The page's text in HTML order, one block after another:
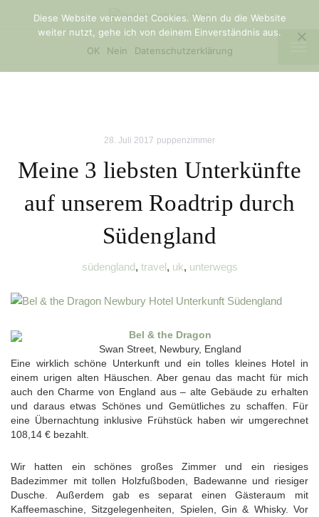
28. Juli 2017 puppenzimmer
Meine 3 liebsten Unterkünfte
auf unserem Roadtrip durch
Südengland
südengland, travel, uk, unterwegs
Bel & the Dragon
Swan Street, Newbury, England
Eine wirklich schöne Unterkunft und ein tolles kleines Hotel in
einem urigen alten Häuschen. Aber genau das macht für mich
auch den Charme von England aus – alte Gebäude zu erhalten
und daraus etwas Schönes und Gemütliches zu schaffen. Für
eine Übernachtung inklusive Frühstück haben wir umgerechnet
108,14 € bezahlt.
Wir hatten ein schönes großes Zimmer und ein riesiges
Badezimmer mit tollen Holzfußboden, Badewanne und riesiger
Dusche. Außerdem gab es separat einen Gästeraum mit
Kaffeemaschine, Sitzgelegenheiten, Spielen, Gin & Whisky. Vor
Diese Website verwendet Cookies. Wenn du die Website
weiter nutzt, gehe ich von deinem Einverständnis aus.
OK
Nein Datenschutzerklärung